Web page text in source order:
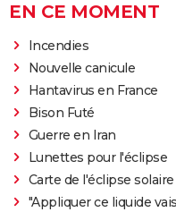
EN CE MOMENT
Incendies
Nouvelle canicule
Hantavirus en France
Bison Futé
Guerre en Iran
Lunettes pour l'éclipse
Carte de l'éclipse solaire
"Appliquer ce liquide